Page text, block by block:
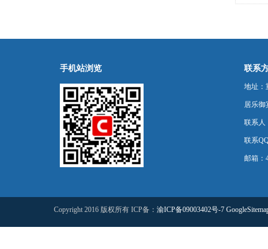
手机站浏览 联系
地址：
居乐御
联系人
联系
邮箱：
Copyright 2016 版权所有 ICP备： 渝ICP备09003402号-7